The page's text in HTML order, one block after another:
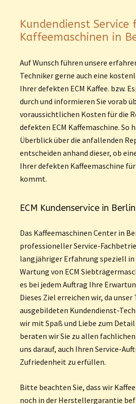
Kundendienst Service
Kaffeemaschinen in
Auf Wunsch führen unsere
Techniker gerne auch eine
Ihrer defekten ECM Kaffee. bzw.
durch und informieren Sie vorab
voraussichtlichen Kosten für die
defekten ECM Kaffemaschine. So
Überblick über die anfallenden
entscheiden anhand dieser, ob
Ihrer defekten Kaffeemaschine für
kommt.
ECM Kundenservice in Berlin
Das Kaffeemaschinen Center in
professioneller Service-
langjähriger Erfahrung speziell in
Wartung von ECM
es bei jedem Auftrag Ihre
Dieses Ziel erreichen wir, da unser
ausgebildeten Kundendienst-
wir mit Spaß und Liebe zum
beraten wir Sie zu allen
uns darauf, auch Ihren Service-
Zufriedenheit zu erfüllen.
Bitte beachten Sie, dass wir
noch in der Herstellergarantie